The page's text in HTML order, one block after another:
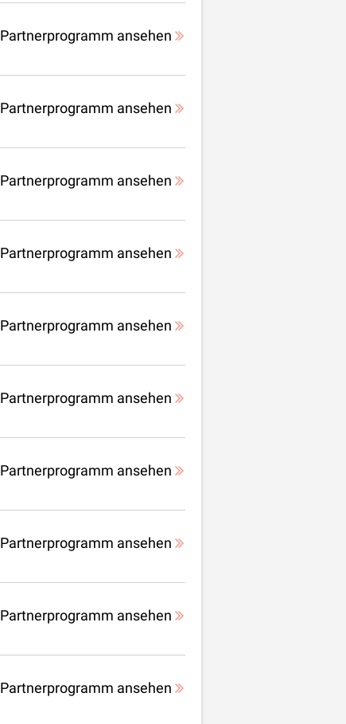
Partnerprogramm ansehen
Partnerprogramm ansehen
Partnerprogramm ansehen
Partnerprogramm ansehen
Partnerprogramm ansehen
Partnerprogramm ansehen
Partnerprogramm ansehen
Partnerprogramm ansehen
Partnerprogramm ansehen
Partnerprogramm ansehen